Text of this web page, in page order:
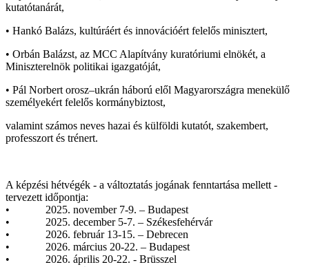
kutatótanárát,
• Hankó Balázs, kultúráért és innovációért felelős minisztert,
• Orbán Balázst, az MCC Alapítvány kuratóriumi elnökét, a
Miniszterelnök politikai igazgatóját,
• Pál Norbert orosz–ukrán háború elől Magyarországra menekülő
személyekért felelős kormánybiztost,
valamint számos neves hazai és külföldi kutatót, szakembert,
professzort és trénert.
A képzési hétvégék - a változtatás jogának fenntartása mellett -
tervezett időpontja:
• 2025. november 7-9. – Budapest
• 2025. december 5-7. – Székesfehérvár
• 2026. február 13-15. – Debrecen
• 2026. március 20-22. – Budapest
• 2026. április 20-22. - Brüsszel